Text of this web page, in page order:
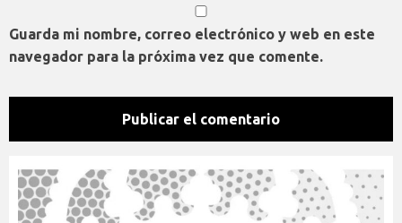
Guarda mi nombre, correo electrónico y web en este
navegador para la próxima vez que comente.